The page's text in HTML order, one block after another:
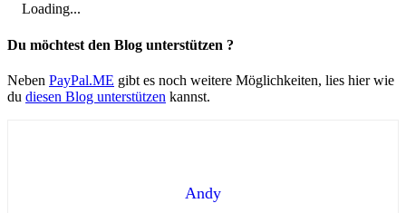
Loading...
Du möchtest den Blog unterstützen ?
Neben PayPal.ME gibt es noch weitere Möglichkeiten, lies hier wie
du diesen Blog unterstützen kannst.
Andy